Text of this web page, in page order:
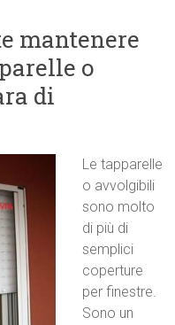
mantenere
o
di
Le tapparelle
o avvolgibili
sono molto
di più di
semplici
coperture
per finestre.
Sono un